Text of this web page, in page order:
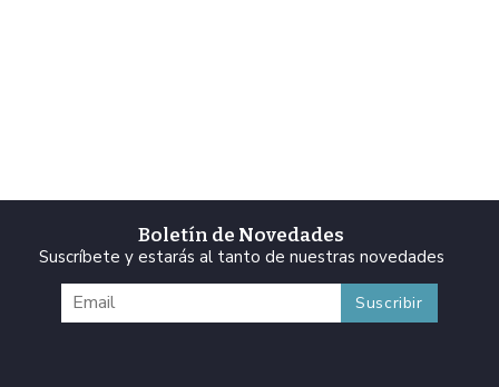
Boletín de Novedades
Suscríbete y estarás al tanto de nuestras novedades